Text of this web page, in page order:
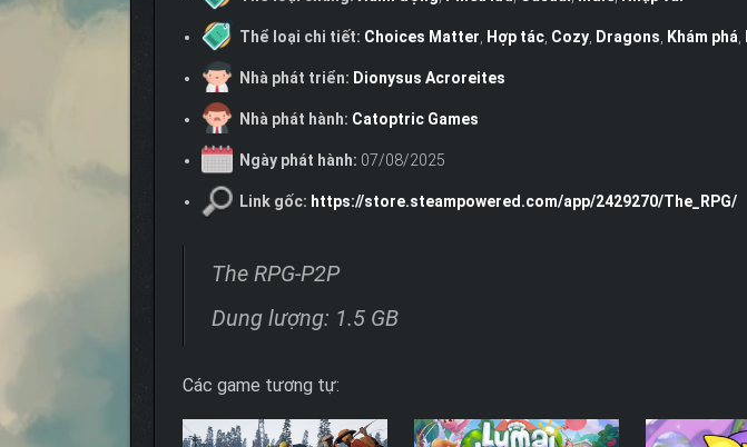
Thể loại chi tiết: Choices Matter Hợp tác, Cozy, Dragons Khám phá
Nhà phát triển: Dionysus Acroreites
Nhà phát hành: Catoptric Games
Ngày phát hành: 07/08/2025
Link gốc: https://store.steampowered.com/app/2429270/The_RPG/
The RPG-P2P
Dung lượng: 1.5 GB
Các game tương tự: